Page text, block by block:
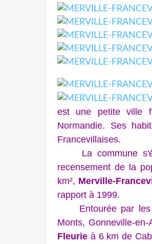
est une petite ville
Normandie. Ses
Francevillaises.
La commune
recensement de la
km², Merville-
rapport à 1999.
Entourée par les
Monts, Gonneville-
Fleurie à 6 km de